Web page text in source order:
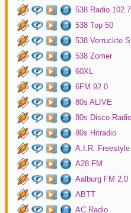
538 Radio
538 Top 50
538 Verruckte
538 Zomer
60XL
6FM 92.0
80s ALIVE
80s Disco Radio
80s Hitradio
A.I.R.
A28 FM
Aalburg FM 2.0
ABTT
AC Radio